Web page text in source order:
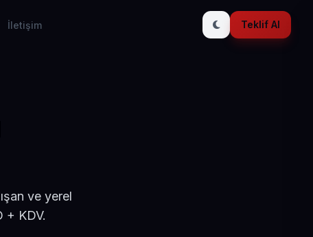
İletişim Teklif Al
ve yerel
+ KDV.